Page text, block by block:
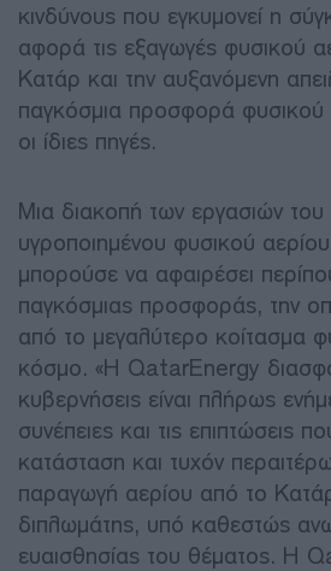
κινδύνους που εγκυμονεί η
αφορά τις εξαγωγές φυσικού
Κατάρ και την αυξανόμενη
παγκόσμια προσφορά φυσικού
οι ίδιες πηγές.
Μια διακοπή των εργασιών
υγροποιημένου φυσικού
μπορούσε να αφαιρέσει
παγκόσμιας προσφοράς, την
από το μεγαλύτερο κοίτασμα
κόσμο. «Η QatarEnergy
κυβερνήσεις είναι πλήρως
συνέπειες και τις επιπτώσεις
κατάσταση και τυχόν
παραγωγή αερίου από το
διπλωμάτης, υπό καθεστώς
ευαισθησίας του θέματος. Η